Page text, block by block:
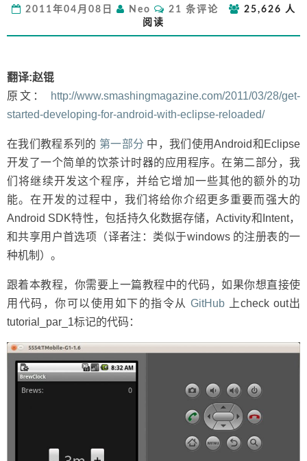
应
用
重
装
阵
2011年04月08日 Neo
评
21 条评论
25,626 人
阅读
翻译:赵锟
原文：
http://www.smashingmagazine.com/2011/03/28/get-
started-developing-for-android-with-eclipse-reloaded/
在我们教程系列的 第一部分 中，我们使用Android和Eclipse
开发了一个简单的饮茶计时器的应用程序。在第二部分，我
们将继续开发这个程序，并给它增加一些其他的额外的功
能。在开发的过程中，我们将给你介绍更多重要而强大的
Android SDK特性，包括持久化数据存储，Activity和Intent，
和共享用户首选项（译者注：类似于windows 的注册表的一
种机制）。
跟着本教程，你需要上一篇教程中的代码，如果你想直接使
用代码，你可以使用如下的指令从 GitHub
上check out出
tutorial_par_1标记的代码：